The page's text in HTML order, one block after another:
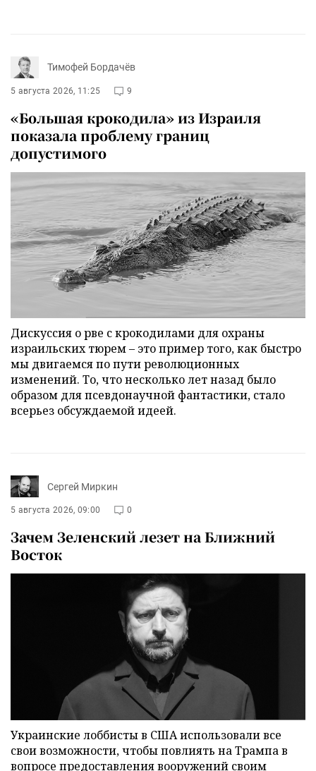
Тимофей Бордачёв
5 августа 2026, 11:25 9
«Большая крокодила» из Израиля
показала проблему границ
допустимого
Дискуссия о рве с крокодилами для охраны
израильских тюрем – это пример того, как быстро
мы двигаемся по пути революционных
изменений. То, что несколько лет назад было
образом для псевдонаучной фантастики, стало
всерьез обсуждаемой идеей.
Сергей Миркин
5 августа 2026, 09:00 0
Зачем Зеленский лезет на Ближний
Восток
Украинские лоббисты в США использовали все
свои возможности, чтобы повлиять на Трампа в
вопросе предоставления вооружений своим